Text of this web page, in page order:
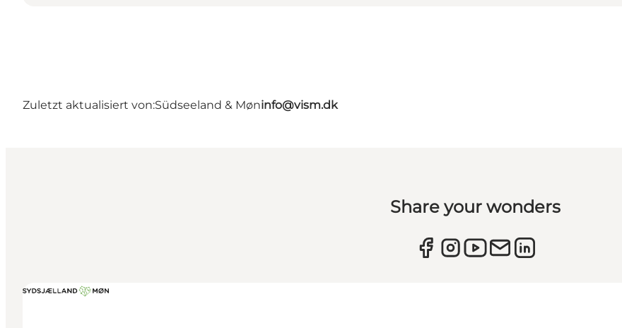
Zuletzt aktualisiert von:Südseeland & Møninfo@vism.dk
Share your wonders